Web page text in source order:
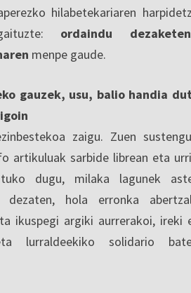
hilabetekariaren
ordaindu
menpe gaude.
gauzek, usu, balio handia
zaigu. Zuen
artikuluak sarbide librean eta
dugu, milaka lagunek
dezaten, hola erronka
ikuspegi argiki aurrerakoi, ireki
lurraldeekiko solidario